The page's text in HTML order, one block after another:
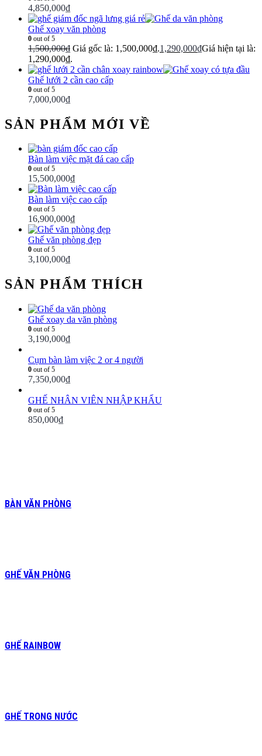
4,850,000₫
Ghế xoay văn phòng
0 out of 5
1,500,000₫ Giá gốc là: 1,500,000₫.1,290,000₫Giá hiện tại là:
1,290,000₫.
Ghế lưới 2 cần cao cấp
0 out of 5
7,000,000₫
SẢN PHẨM MỚI VỀ
Bàn làm việc mặt đá cao cấp
0 out of 5
15,500,000₫
Bàn làm việc cao cấp
0 out of 5
16,900,000₫
Ghế văn phòng đẹp
0 out of 5
3,100,000₫
SẢN PHẨM THÍCH
Ghế xoay da văn phòng
0 out of 5
3,190,000₫
Cụm bàn làm việc 2 or 4 người
0 out of 5
7,350,000₫
GHẾ NHÂN VIÊN NHẬP KHẨU
0 out of 5
850,000₫
BÀN VĂN PHÒNG
GHẾ VĂN PHÒNG
GHẾ RAINBOW
GHẾ TRONG NƯỚC